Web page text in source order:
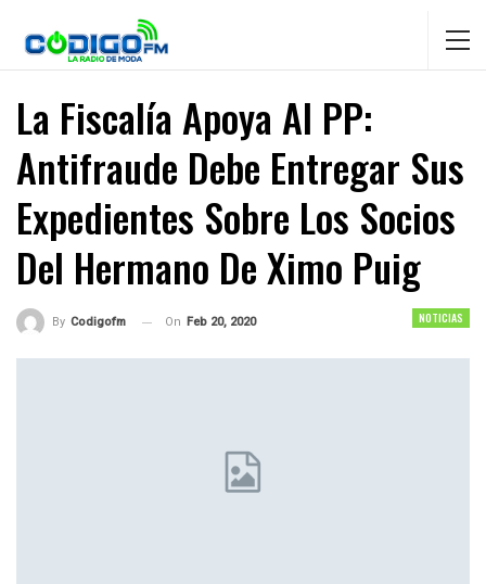
La Fiscalía Apoya Al PP:
Antifraude Debe Entregar Sus
Expedientes Sobre Los Socios
Del Hermano De Ximo Puig
NOTICIAS
By Codigofm On Feb 20, 2020